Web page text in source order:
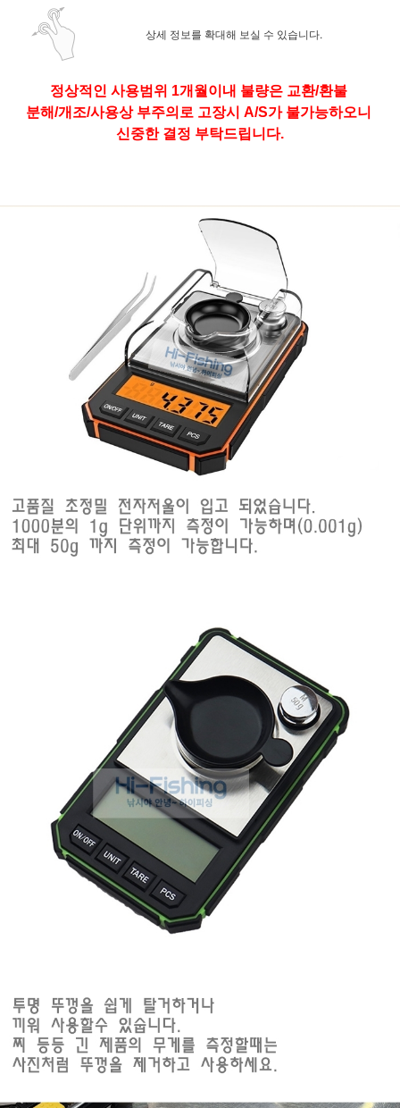
상세 정보를 확대해 보실 수 있습니다.
정상적인 사용범위 1개월이내 불량은 교환/환불
분해/개조/사용상 부주의로 고장시 A/S가 불가능하오니
신중한 결정 부탁드립니다.